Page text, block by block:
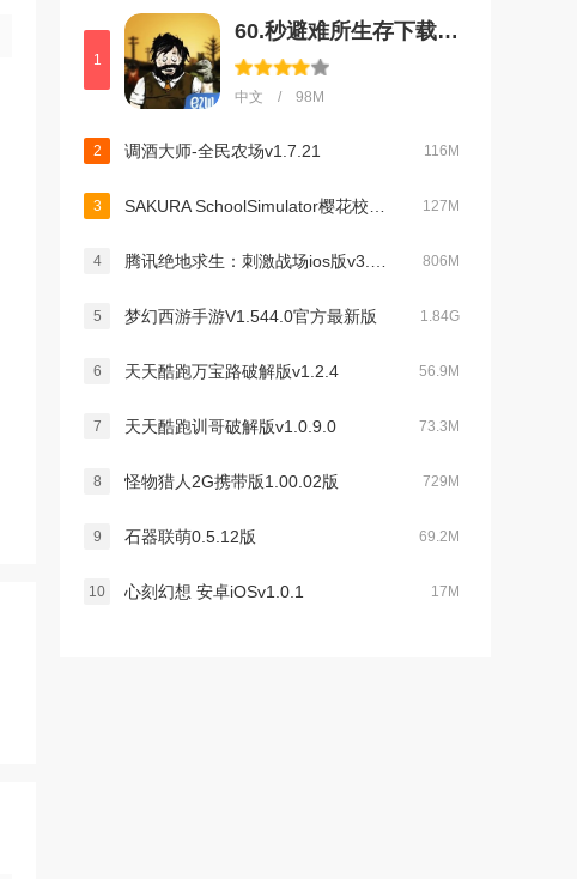
1
60.秒避难所生存下载中文版免费ios版v1.28.5官方iOS手机版
中文 / 98M
2 调酒大师-全民农场v1.7.21 116M
3 127M
4 806M
5 梦幻西游手游V1.544.0官方最新版 1.84G
6 天天酷跑万宝路破解版v1.2.4 56.9M
7 天天酷跑训哥破解版v1.0.9.0 73.3M
8 怪物猎人2G携带版1.00.02版 729M
9 石器联萌0.5.12版 69.2M
10 心刻幻想 安卓iOSv1.0.1 17M